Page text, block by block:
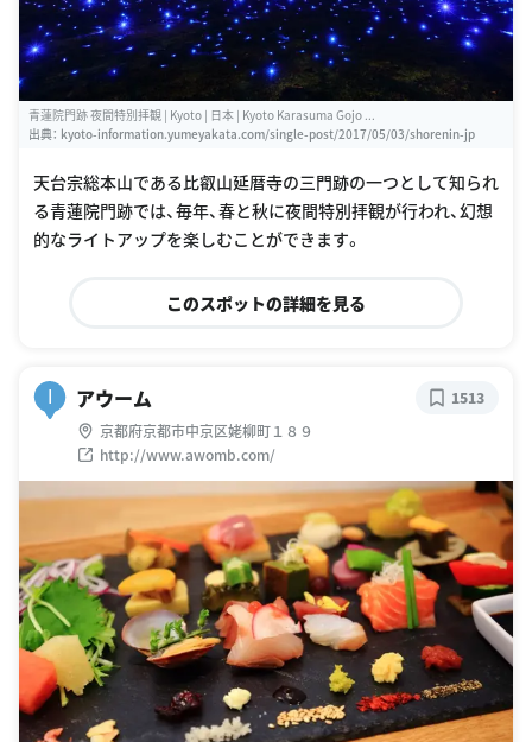
青蓮院門跡 夜間特別拝観 | Kyoto | 日本 | Kyoto Karasuma Gojo ...
出典： kyoto-information.yumeyakata.com/single-post/2017/05/03/shorenin-jp
天台宗総本山である比叡山延暦寺の三門跡の一つとして知られ
る青蓮院門跡では、毎年、春と秋に夜間特別拝観が行われ、幻想
的なライトアップを楽しむことができます。
このスポットの詳細を見る
I アウーム
京都府京都市中京区姥柳町１８９
http://www.awomb.com/
1513